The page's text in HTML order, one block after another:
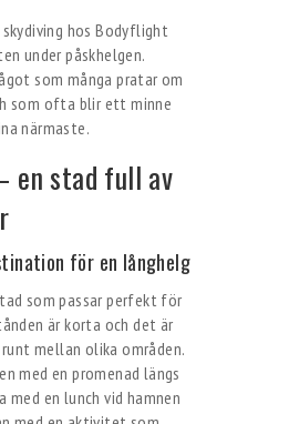
hos Bodyflight
under påskhelgen.
som många pratar om
som ofta blir ett minne
närmaste.
en stad full av
för en långhelg
som passar perfekt för
är korta och det är
mellan olika områden.
med en promenad längs
en lunch vid hamnen